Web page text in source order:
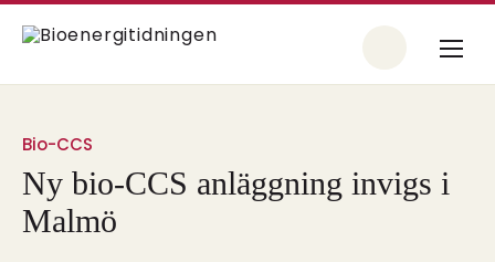
Bio-CCS
Ny bio-CCS anläggning invigs i
Malmö